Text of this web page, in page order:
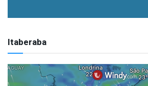
Itaberaba